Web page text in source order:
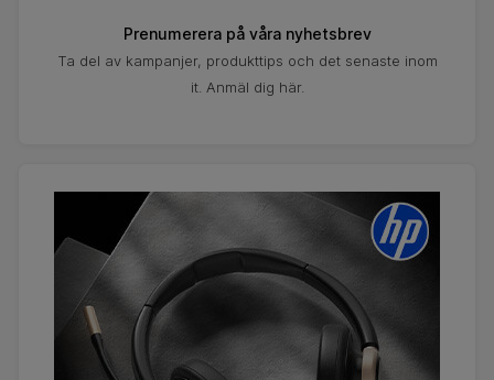
Prenumerera på våra nyhetsbrev
Ta del av kampanjer, produkttips och det senaste inom
it. Anmäl dig här.